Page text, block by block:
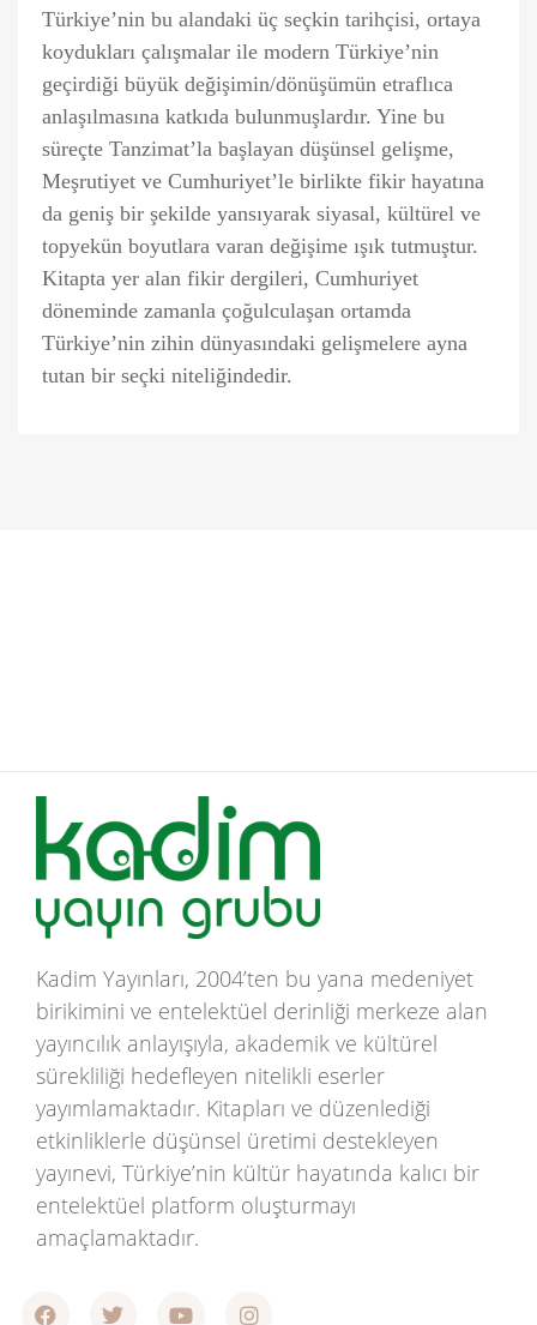
Türkiye’nin bu alandaki üç seçkin tarihçisi, ortaya
koydukları çalışmalar ile modern Türkiye’nin
geçirdiği büyük değişimin/dönüşümün etraflıca
anlaşılmasına katkıda bulunmuşlardır. Yine bu
süreçte Tanzimat’la başlayan düşünsel gelişme,
Meşrutiyet ve Cumhuriyet’le birlikte fikir hayatına
da geniş bir şekilde yansıyarak siyasal, kültürel ve
topyekün boyutlara varan değişime ışık tutmuştur.
Kitapta yer alan fikir dergileri, Cumhuriyet
döneminde zamanla çoğulculaşan ortamda
Türkiye’nin zihin dünyasındaki gelişmelere ayna
tutan bir seçki niteliğindedir.
Kadim Yayınları, 2004’ten bu yana medeniyet
birikimini ve entelektüel derinliği merkeze alan
yayıncılık anlayışıyla, akademik ve kültürel
sürekliliği hedefleyen nitelikli eserler
yayımlamaktadır. Kitapları ve düzenlediği
etkinliklerle düşünsel üretimi destekleyen
yayınevi, Türkiye’nin kültür hayatında kalıcı bir
entelektüel platform oluşturmayı
amaçlamaktadır.